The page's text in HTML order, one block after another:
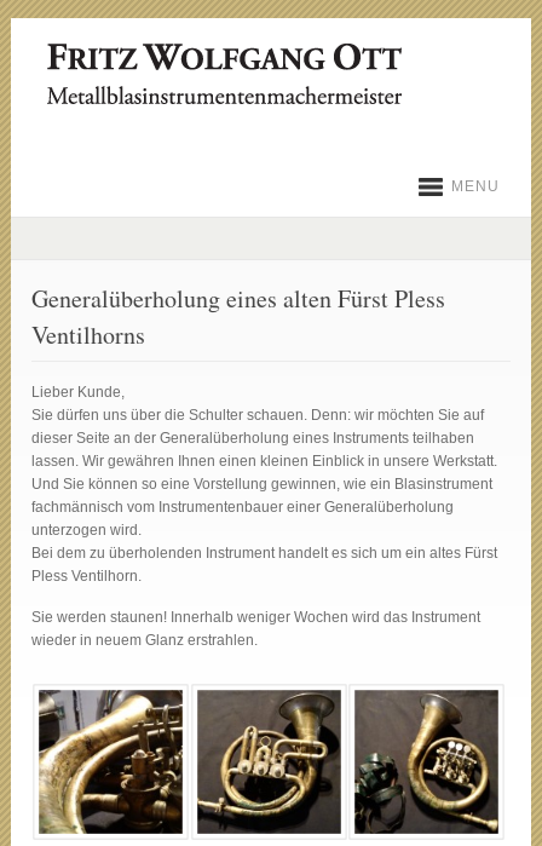
MENU
Generalüberholung eines alten Fürst Pless
Ventilhorns
Lieber Kunde,
Sie dürfen uns über die Schulter schauen. Denn: wir möchten Sie auf
dieser Seite an der Generalüberholung eines Instruments teilhaben
lassen. Wir gewähren Ihnen einen kleinen Einblick in unsere Werkstatt.
Und Sie können so eine Vorstellung gewinnen, wie ein Blasinstrument
fachmännisch vom Instrumentenbauer einer Generalüberholung
unterzogen wird.
Bei dem zu überholenden Instrument handelt es sich um ein altes Fürst
Pless Ventilhorn.
Sie werden staunen! Innerhalb weniger Wochen wird das Instrument
wieder in neuem Glanz erstrahlen.